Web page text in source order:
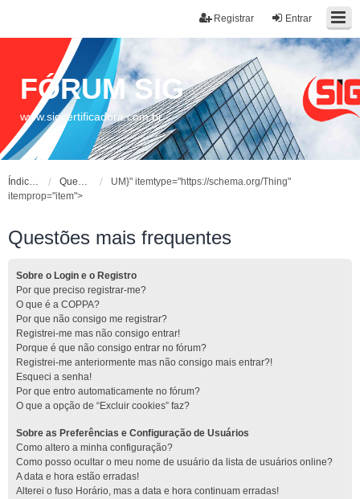
Entrar
Registrar
FÓRUM SIG
www.sigcertificadora.com.br
Índice do fórum Questões mais frequentes
UM}" itemtype="https://schema.org/Thing"
itemprop="item">
Questões mais frequentes
Sobre o Login e o Registro
Por que preciso registrar-me?
O que é a COPPA?
Por que não consigo me registrar?
Registrei-me mas não consigo entrar!
Porque é que não consigo entrar no fórum?
Registrei-me anteriormente mas não consigo mais entrar?!
Esqueci a senha!
Por que entro automaticamente no fórum?
O que a opção de “Excluir cookies” faz?
Sobre as Preferências e Configuração de Usuários
Como altero a minha configuração?
Como posso ocultar o meu nome de usuário da lista de usuários online?
A data e hora estão erradas!
Alterei o fuso Horário, mas a data e hora continuam erradas!